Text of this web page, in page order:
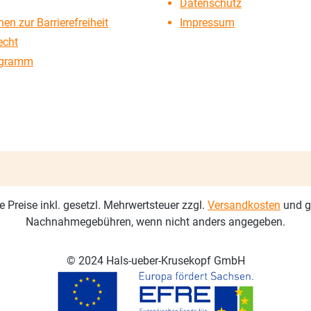
zur Barrierefreiheit
Datenschutz
Impressum
Preise inkl. gesetzl. Mehrwertsteuer zzgl. Versandkosten und
Nachnahmegebühren, wenn nicht anders angegeben.
© 2024 Hals-ueber-Krusekopf GmbH